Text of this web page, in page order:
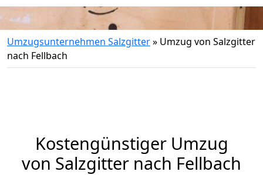
Umzugsunternehmen Salzgitter» Umzug von Salzgitter
nach Fellbach
Kostengünstiger Umzug
von Salzgitter nach Fellbach